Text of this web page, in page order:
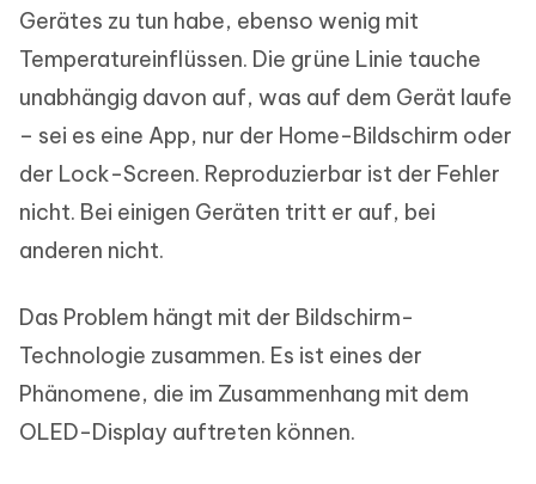
Gerätes zu tun habe, ebenso wenig mit
Temperatureinflüssen. Die grüne Linie tauche
unabhängig davon auf, was auf dem Gerät laufe
– sei es eine App, nur der Home-Bildschirm oder
der Lock-Screen. Reproduzierbar ist der Fehler
nicht. Bei einigen Geräten tritt er auf, bei
anderen nicht.
Das Problem hängt mit der Bildschirm-
Technologie zusammen. Es ist eines der
Phänomene, die im Zusammenhang mit dem
OLED-Display auftreten können.